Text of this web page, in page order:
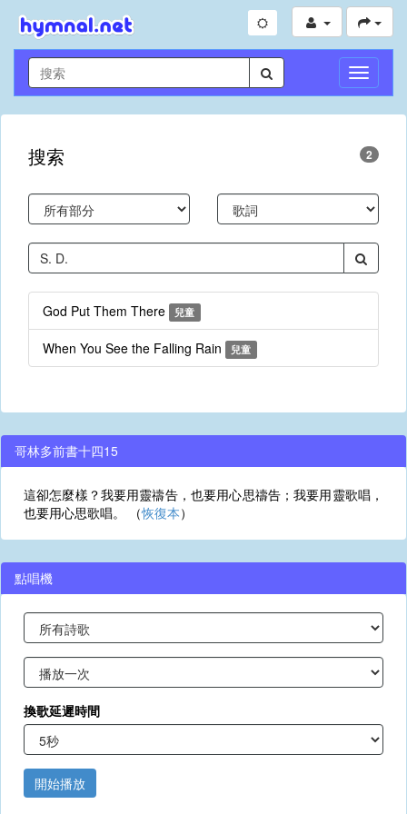
切
換
導
搜索 2
God Put Them There 兒童
When You See the Falling Rain 兒童
哥林多前書十四15
這卻怎麼樣？我要用靈禱告，也要用心思禱告；我要用靈歌唱，
也要用心思歌唱。 （恢復本）
點唱機
換歌延遲時間
開始播放